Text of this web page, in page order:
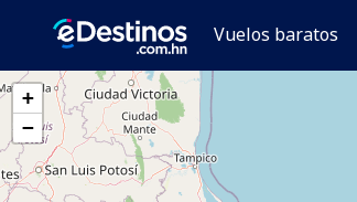
Vuelos baratos